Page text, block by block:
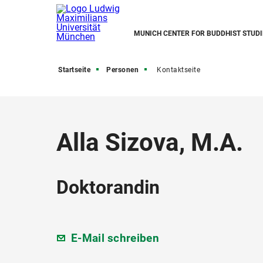
MUNICH CENTER FOR BUDDHIST
Startseite Personen Kontaktseite
Alla Sizova, M.A.
Doktorandin
E-Mail schreiben